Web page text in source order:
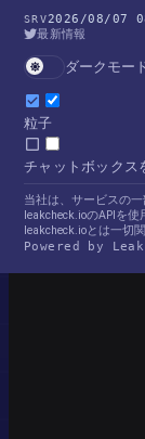
SRV2026/08/07
最新情報
ダークモー
粒子
チャットボックス
当社は、サービスの
leakcheck.ioのAPIを使
leakcheck.ioとは一切
Powered by